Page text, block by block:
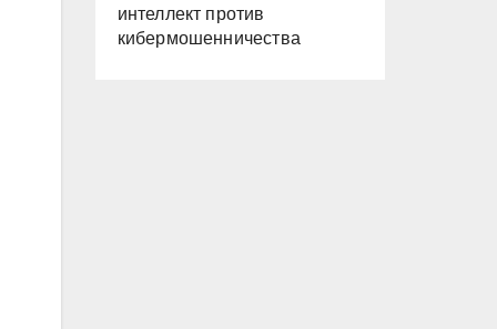
интеллект против
кибермошенничества